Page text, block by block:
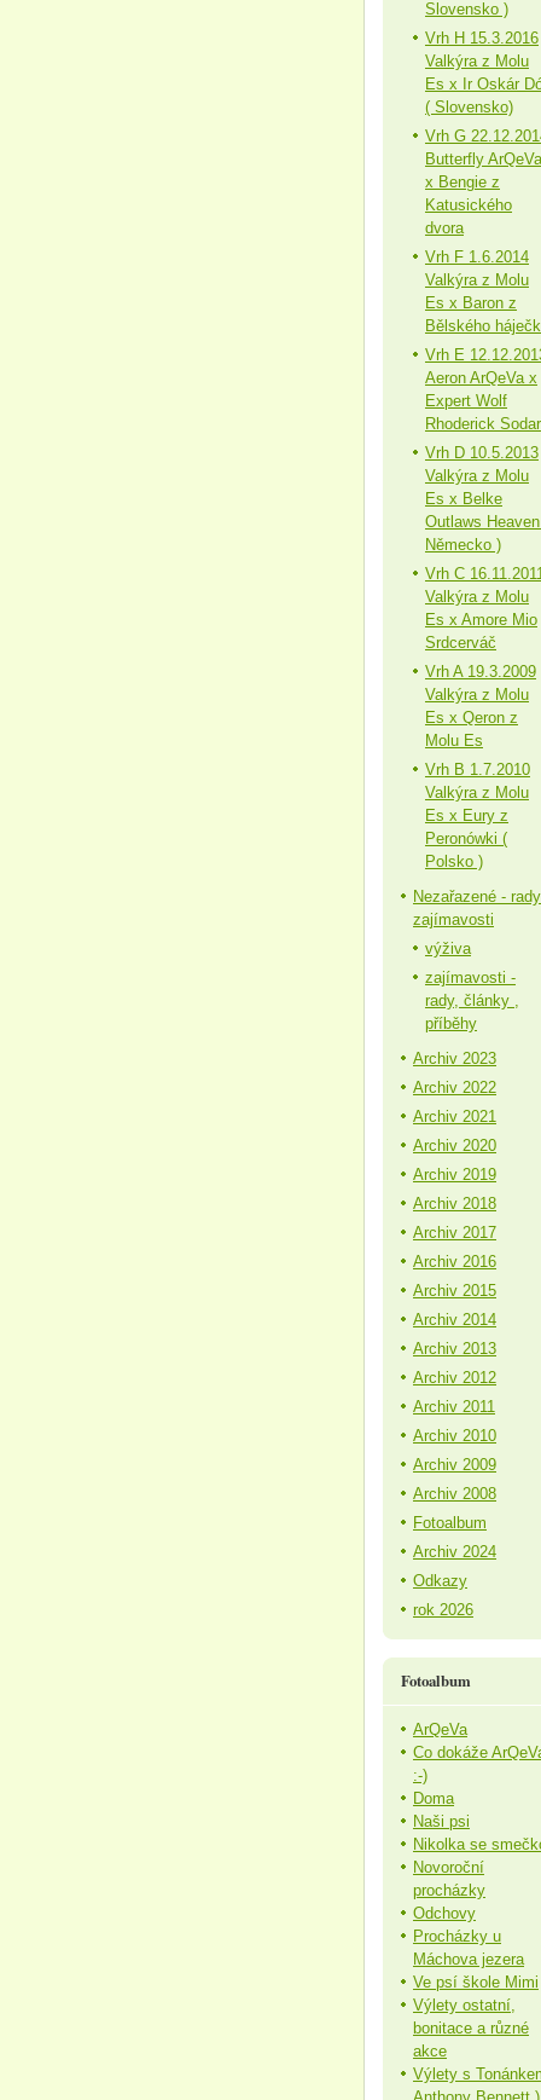
Slovensko )
Vrh H 15.3.2016
Valkýra z Molu
Es x Ir Oskár
( Slovensko)
Vrh G
Butterfly ArQeVa
x Bengie z
Katusického
dvora
Vrh F 1.6.2014
Valkýra z Molu
Es x Baron z
Bělského
Vrh E
Aeron ArQeVa x
Expert Wolf
Rhoderick Sodar
Vrh D 10.5.2013
Valkýra z Molu
Es x Belke
Outlaws
Německo )
Vrh C
Valkýra z Molu
Es x Amore Mio
Srdcerváč
Vrh A 19.3.2009
Valkýra z Molu
Es x Qeron z
Molu Es
Vrh B 1.7.2010
Valkýra z Molu
Es x Eury z
Peronówki (
Polsko )
Nezařazené -
zajímavosti
výživa
zajímavosti -
rady, články ,
příběhy
Archiv 2023
Archiv 2022
Archiv 2021
Archiv 2020
Archiv 2019
Archiv 2018
Archiv 2017
Archiv 2016
Archiv 2015
Archiv 2014
Archiv 2013
Archiv 2012
Archiv 2011
Archiv 2010
Archiv 2009
Archiv 2008
Fotoalbum
Archiv 2024
Odkazy
rok 2026
Fotoalbum
ArQeVa
Co dokáže
:-)
Doma
Naši psi
Nikolka se
Novoroční
procházky
Odchovy
Procházky u
Máchova jezera
Ve psí škole Mimi
Výlety ostatní,
bonitace a různé
akce
Výlety s